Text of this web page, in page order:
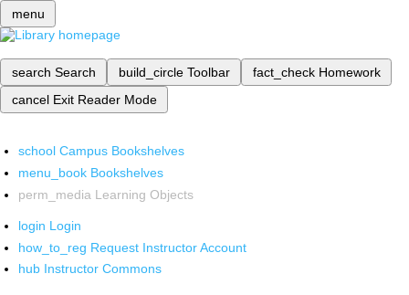
menu
search Search build_circle Toolbar fact_check Homework
cancel Exit Reader Mode
school Campus Bookshelves
menu_book Bookshelves
perm_media Learning Objects
login Login
how_to_reg Request Instructor Account
hub Instructor Commons